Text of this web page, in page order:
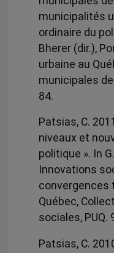
municipalités
ordinaire du
Bherer (dir.),
urbaine au
municipales de
84.
Patsias, C.
niveaux et
politique ». In
Innovations
convergences
Québec,
sociales, PUQ.
Patsias, C.